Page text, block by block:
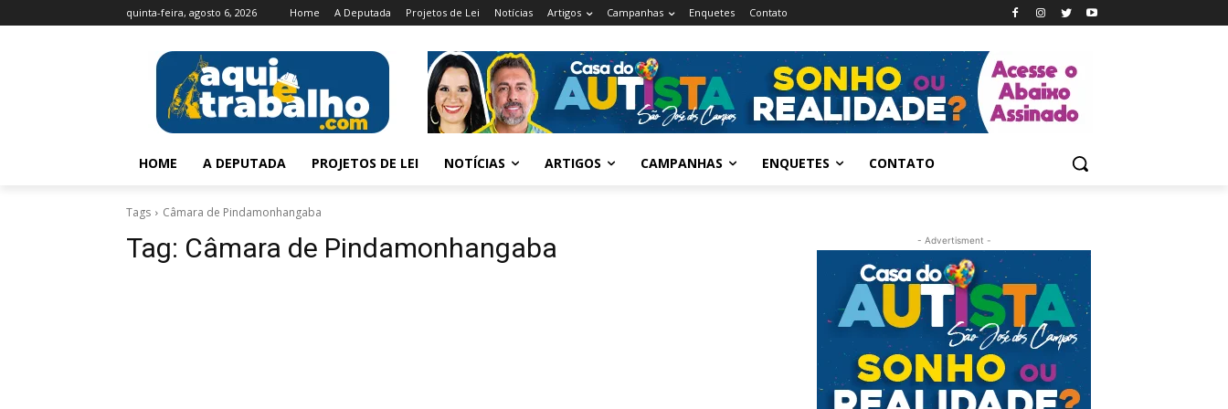
quinta-feira, agosto 6, 2026 Home A Deputada Projetos de Lei Notícias Artigos Campanhas Enquetes Contato
HOME A DEPUTADA PROJETOS DE LEI NOTÍCIAS ARTIGOS CAMPANHAS ENQUETES CONTATO
Tags Câmara de Pindamonhangaba
Tag: Câmara de Pindamonhangaba - Advertisment -